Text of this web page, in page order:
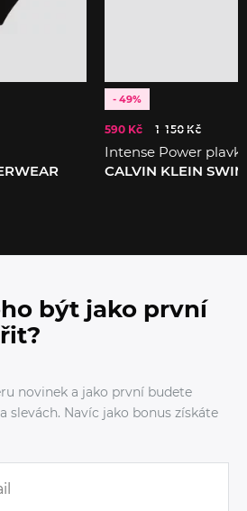
- 49%
590 Kč 1 150 Kč
Intense Power
CALVIN KLEIN
být jako první
novinek a jako první budete
slevách. Navíc jako bonus získáte